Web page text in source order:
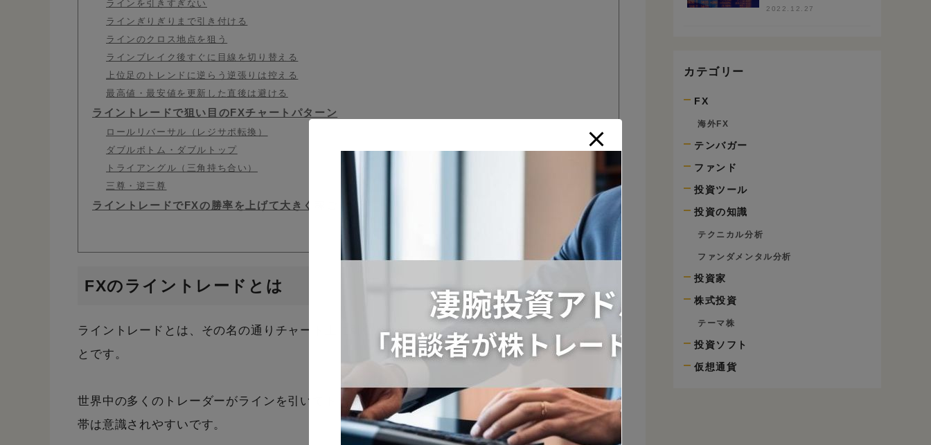
ラインを引きすぎない
ラインぎりぎりまで引き付ける
ラインのクロス地点を狙う
ラインブレイク後すぐに目線を切り替える
上位足のトレンドに逆らう逆張りは控える
最高値・最安値を更新した直後は避ける
ライントレードで狙い目のFXチャートパターン
ロールリバーサル（レジサポ転換）
ダブルボトム・ダブルトップ
トライアングル（三角持ち合い）
三尊・逆三尊
ライントレードでFXの勝率を上げて大きく稼ごう
FXのライントレードとは
ライントレードとは、その名の通りチャート上に引いた「ライン」を根拠に「トレード」するこ
とです。
世界中の多くのトレーダーがラインを引いてトレードしているため、ラインが引かれやすい価格
帯は意識されやすいです。
100銘柄のS高で検
2022.12.27
カテゴリー
FX
海外FX
テンバガー
ファンド
投資ツール
投資の知識
テクニカル分析
ファンダメンタル分析
投資家
株式投資
テーマ株
投資ソフト
仮想通貨